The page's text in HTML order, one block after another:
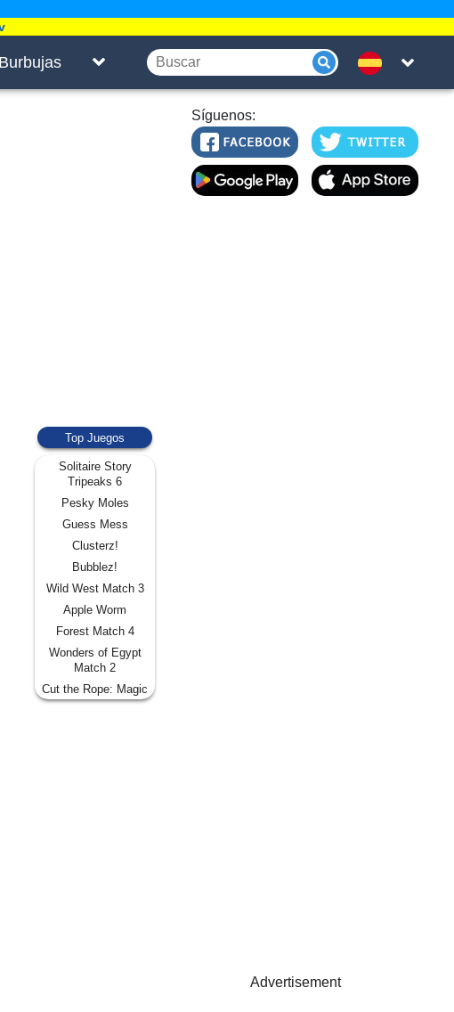
Burbujas
Síguenos:
Top Juegos
Solitaire Story
Tripeaks 6
Pesky Moles
Guess Mess
Clusterz!
Bubblez!
Wild West Match 3
Apple Worm
Forest Match 4
Wonders of Egypt
Match 2
Cut the Rope: Magic
Advertisement